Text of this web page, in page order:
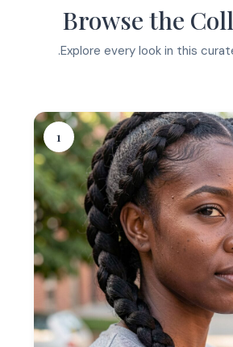
Browse the
Explore every look in this
1